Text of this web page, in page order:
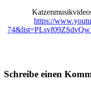
https://
Schreibe einen